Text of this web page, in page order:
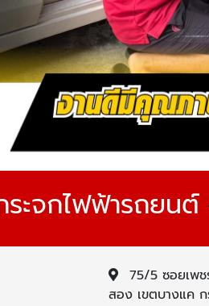
ะจกไฟฟ้ารถยน
75/5 ซอยเพ
สอง เขตบางแค